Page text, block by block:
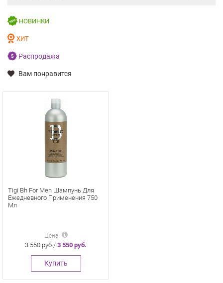
НОВИНКИ
ХИТ
Распродажа
Вам понравится
Tigi Bh For Men Шампунь Для
Ежедневного Применения 750
Мл
Цена
3 550 руб./ 3 550 руб.
Купить